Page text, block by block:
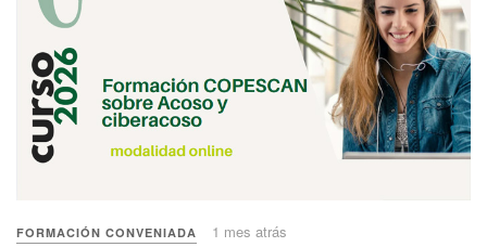
FORMACIÓN CONVENIADA 1 mes atrás